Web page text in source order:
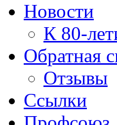
Новости
К 80-
Обратная
Отзывы
Ссылки